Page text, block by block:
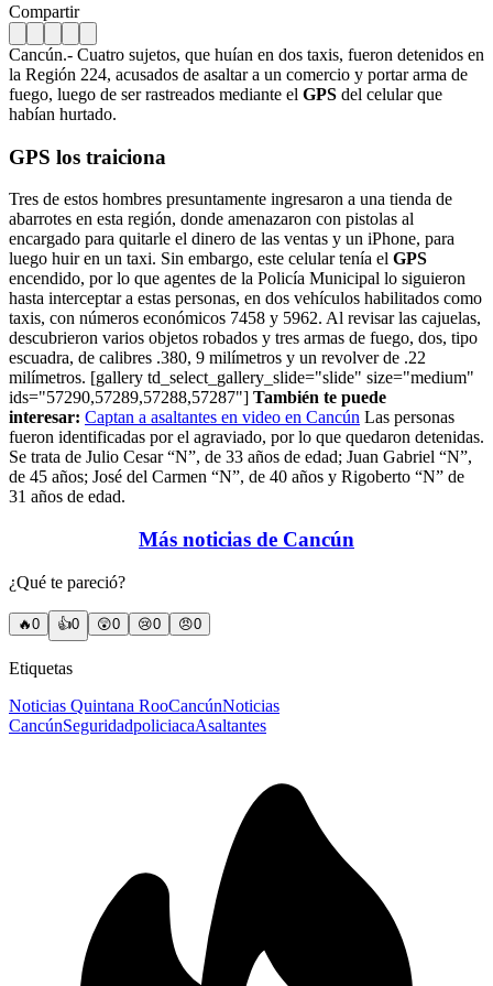
Compartir
Cancún.- Cuatro sujetos, que huían en dos taxis, fueron detenidos en
la Región 224, acusados de asaltar a un comercio y portar arma de
fuego, luego de ser rastreados mediante el GPS del celular que
habían hurtado.
GPS los traiciona
Tres de estos hombres presuntamente ingresaron a una tienda de
abarrotes en esta región, donde amenazaron con pistolas al
encargado para quitarle el dinero de las ventas y un iPhone, para
luego huir en un taxi. Sin embargo, este celular tenía el GPS
encendido, por lo que agentes de la Policía Municipal lo siguieron
hasta interceptar a estas personas, en dos vehículos habilitados como
taxis, con números económicos 7458 y 5962. Al revisar las cajuelas,
descubrieron varios objetos robados y tres armas de fuego, dos, tipo
escuadra, de calibres .380, 9 milímetros y un revolver de .22
milímetros. [gallery td_select_gallery_slide="slide" size="medium"
ids="57290,57289,57288,57287"] También te puede
interesar: Captan a asaltantes en video en Cancún Las personas
fueron identificadas por el agraviado, por lo que quedaron detenidas.
Se trata de Julio Cesar “N”, de 33 años de edad; Juan Gabriel “N”,
de 45 años; José del Carmen “N”, de 40 años y Rigoberto “N” de
31 años de edad.
Más noticias de Cancún
¿Qué te pareció?
🔥0 👍0 😲0 😢0 😠0
Etiquetas
Noticias Quintana RooCancúnNoticias
CancúnSeguridadpoliciacaAsaltantes